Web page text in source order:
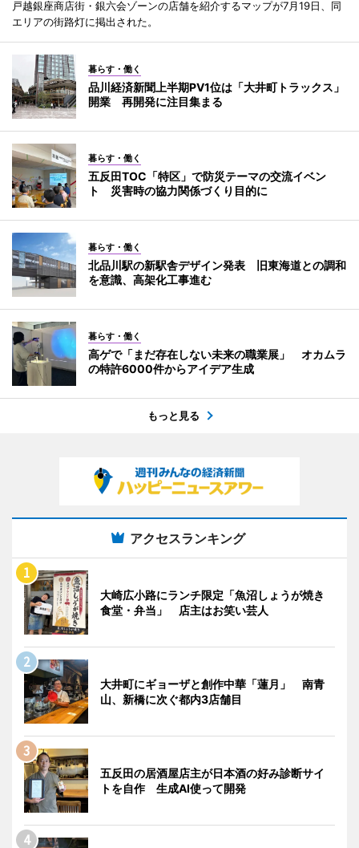
戸越銀座商店街・銀六会ゾーンの店舗を紹介するマップが7月19日、同
エリアの街路灯に掲出された。
暮らす・働く
品川経済新聞上半期PV1位は「大井町トラックス」
開業 再開発に注目集まる
暮らす・働く
五反田TOC「特区」で防災テーマの交流イベン
ト 災害時の協力関係づくり目的に
暮らす・働く
北品川駅の新駅舎デザイン発表 旧東海道との調和
を意識、高架化工事進む
暮らす・働く
高ゲで「まだ存在しない未来の職業展」 オカムラ
の特許6000件からアイデア生成
もっと見る
アクセスランキング
大崎広小路にランチ限定「魚沼しょうが焼き
食堂・弁当」 店主はお笑い芸人
大井町にギョーザと創作中華「蓮月」 南青
山、新橋に次ぐ都内3店舗目
五反田の居酒屋店主が日本酒の好み診断サイ
トを自作 生成AI使って開発